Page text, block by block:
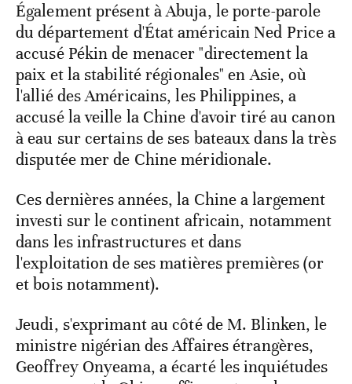
Également présent à Abuja, le porte-parole
du département d'État américain Ned Price a
accusé Pékin de menacer "directement la
paix et la stabilité régionales" en Asie, où
l'allié des Américains, les Philippines, a
accusé la veille la Chine d'avoir tiré au canon
à eau sur certains de ses bateaux dans la très
disputée mer de Chine méridionale.
Ces dernières années, la Chine a largement
investi sur le continent africain, notamment
dans les infrastructures et dans
l'exploitation de ses matières premières (or
et bois notamment).
Jeudi, s'exprimant au côté de M. Blinken, le
ministre nigérian des Affaires étrangères,
Geoffrey Onyeama, a écarté les inquiétudes